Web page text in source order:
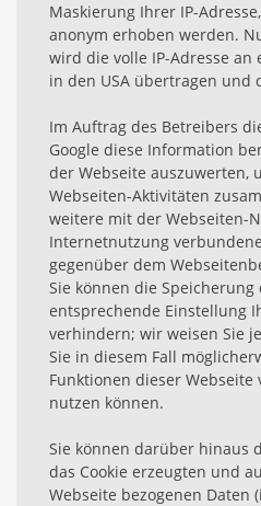
Maskierung Ihrer IP-
anonym erhoben werden.
wird die volle IP-Adresse an
in den USA übertragen und
Im Auftrag des Betreibers
Google diese Information
der Webseite auszuwerten,
Webseiten-Aktivitäten
weitere mit der Webseiten-
Internetnutzung
gegenüber dem
Sie können die
entsprechende Einstellung
verhindern; wir weisen Sie
Sie in diesem Fall
Funktionen dieser
nutzen können.
Sie können darüber hinaus
das Cookie erzeugten und
Webseite bezogenen Daten